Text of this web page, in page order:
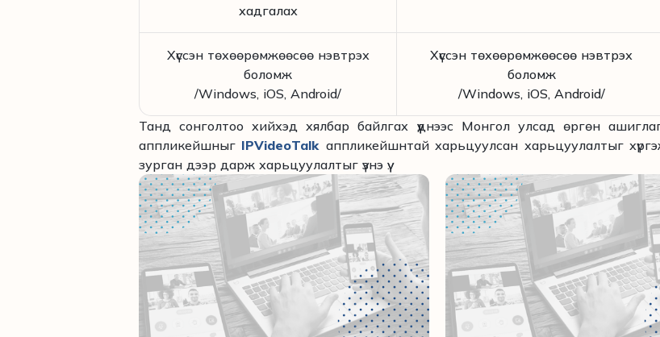
хадгалах
Хүссэн төхөөрөмжөөсөө нэвтрэх
боломж
/Windows, iOS, Android/
Хүссэн төхөөрөмжөөсөө нэвтрэх
боломж
/Windows, iOS, Android/
Танд сонголтоо хийхэд хялбар байлгах үүднээс Монгол улсад өргөн
аппликейшныг IPVideoTalk аппликейшнтай харьцуулсан харьцуулалтыг
зурган дээр дарж харьцуулалтыг үзнэ үү.